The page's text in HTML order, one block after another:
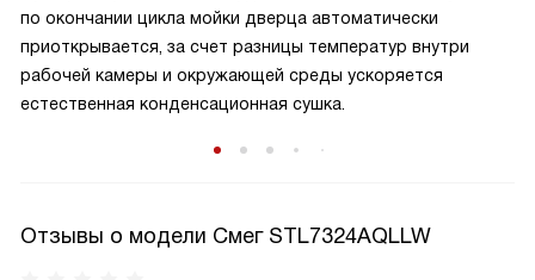
по окончании цикла мойки дверца автоматически
приоткрывается, за счет разницы температур внутри
рабочей камеры и окружающей среды ускоряется
естественная конденсационная сушка.
Отзывы о модели Смег STL7324AQLLW